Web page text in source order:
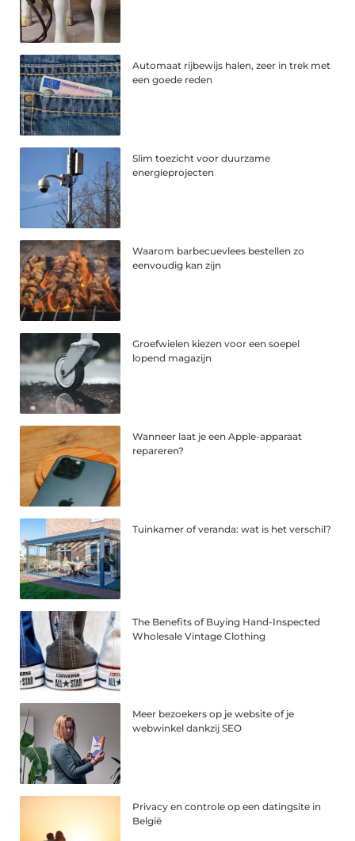
Automaat rijbewijs halen, zeer in trek met
een goede reden
Slim toezicht voor duurzame
energieprojecten
Waarom barbecuevlees bestellen zo
eenvoudig kan zijn
Groefwielen kiezen voor een soepel
lopend magazijn
Wanneer laat je een Apple-apparaat
repareren?
Tuinkamer of veranda: wat is het verschil?
The Benefits of Buying Hand-Inspected
Wholesale Vintage Clothing
Meer bezoekers op je website of je
webwinkel dankzij SEO
Privacy en controle op een datingsite in
België